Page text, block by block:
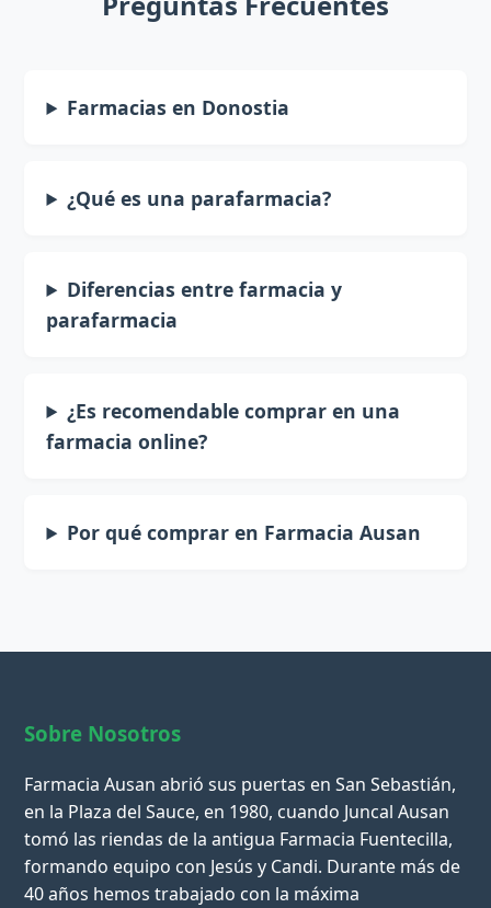
Farmacias en Donostia
¿Qué es una parafarmacia?
Diferencias entre farmacia y
parafarmacia
¿Es recomendable comprar en una
farmacia online?
Por qué comprar en Farmacia Ausan
Sobre Nosotros
Farmacia Ausan abrió sus puertas en San Sebastián,
en la Plaza del Sauce, en 1980, cuando Juncal Ausan
tomó las riendas de la antigua Farmacia Fuentecilla,
formando equipo con Jesús y Candi. Durante más de
40 años hemos trabajado con la máxima